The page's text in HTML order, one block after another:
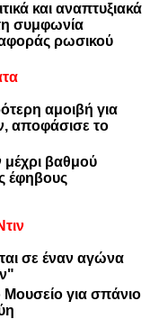
και αναπτυξιακά
συμφωνία
ρωσικού
αμοιβή για
αποφάσισε το
μέχρι βαθμού
έφηβους
σε έναν αγώνα
Μουσείο για σπάνιο